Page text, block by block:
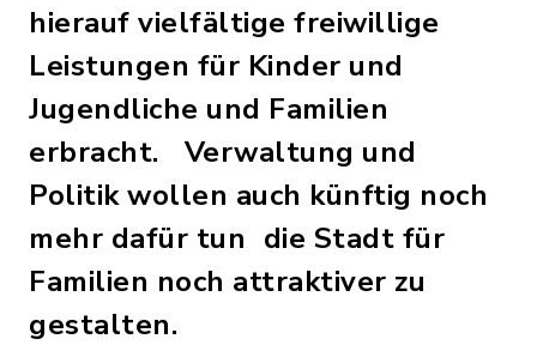
hierauf vielfältige freiwillige
Leistungen für Kinder und
Jugendliche und Familien
erbracht. Verwaltung und
Politik wollen auch künftig noch
mehr dafür tun die Stadt für
Familien noch attraktiver zu
gestalten.